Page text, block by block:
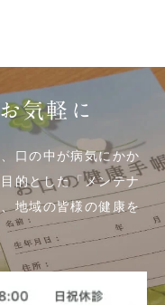
気軽に
口の中が病気にかか
的とした「メンテナ
地域の皆様の健康を